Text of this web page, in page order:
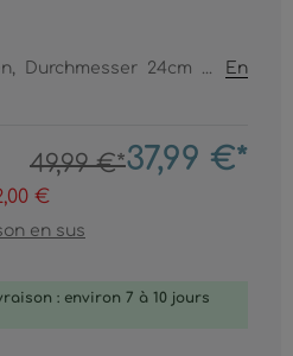
Durchmesser 24cm ...
En
49,99 €*37,99 €*
€
en sus
: environ 7 à 10 jours